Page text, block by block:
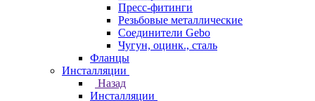
Пресс-фитинги
Резьбовые металлические
Соединители Gebo
Чугун, оцинк., сталь
Фланцы
Инсталляции
Назад
Инсталляции